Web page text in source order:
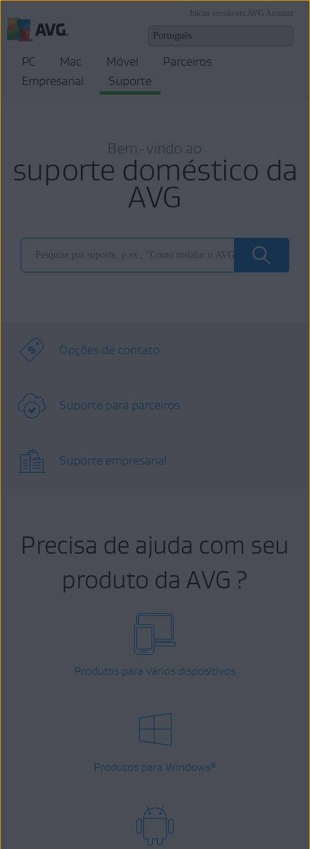
Iniciar sessão em AVG Account
PC Mac Móvel
Parceiros
Empresarial
Suporte
Bem-vindo ao
suporte doméstico da
AVG
Opções de contato
Suporte para parceiros
Suporte empresarial
Precisa de ajuda com seu
produto da AVG ?
Produtos para vários dispositivos
Produtos para Windows®